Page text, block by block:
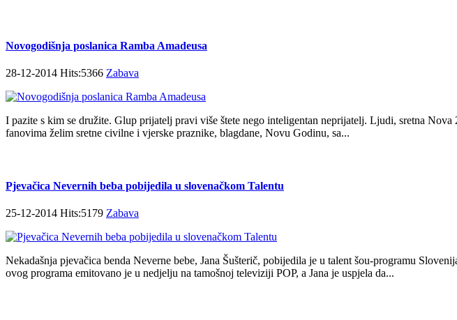
Novogodišnja poslanica Ramba Amadeusa
28-12-2014 Hits:5366 Zabava
I pazite s kim se družite. Glup prijatelj pravi više štete nego inteligentan neprijatelj. Ljudi, sretna
fanovima želim sretne civilne i vjerske praznike, blagdane, Novu Godinu, sa...
Pjevačica Nevernih beba pobijedila u slovenačkom Talentu
25-12-2014 Hits:5179 Zabava
Nekadašnja pjevačica benda Neverne bebe, Jana Šušterič, pobijedila je u talent šou-programu
ovog programa emitovano je u nedjelju na tamošnoj televiziji POP, a Jana je uspjela da...